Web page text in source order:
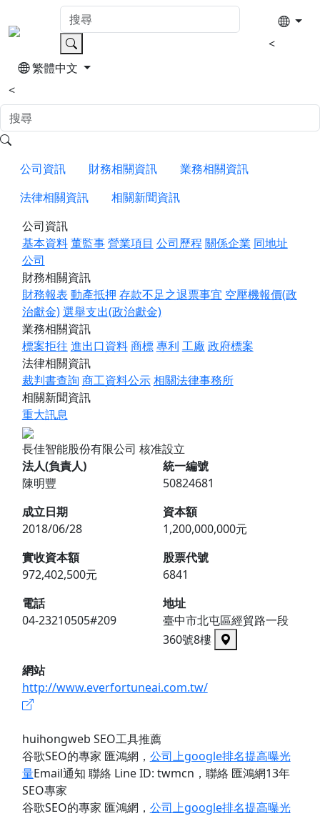
<
繁體中文
<
公司資訊 財務相關資訊
業務相關資訊
法律相關資訊
相關新聞資訊
公司資訊
基本資料董監事營業項目 公司歷程 關係企業 同地址
公司
財務相關資訊
財務報表 動產抵押 存款不足之退票事宜 空壓機報價(政
治獻金)選舉支出(政治獻金)
業務相關資訊
標案拒往 進出口資料商標專利 工廠 政府標案
法律相關資訊
裁判書查詢 商工資料公示相關法律事務所
相關新聞資訊
重大訊息
長佳智能股份有限公司 核准設立
法人(負責人)
陳明豐
統一編號
50824681
成立日期
2018/06/28
資本額
1,200,000,000元
實收資本額
972,402,500元
股票代號
6841
電話
04-23210505#209
地址
臺中市北屯區經貿路一段
360號8樓
網站
http://www.everfortuneai.com.tw/
huihongweb SEO工具推薦
谷歌SEO的專家 匯鴻網 ， 公司上google排名提高曝光
量Email通知 聯絡 Line ID: twmcn ，聯絡 匯鴻網13年
SEO專家
谷歌SEO的專家 匯鴻網 ， 公司上google排名提高曝光